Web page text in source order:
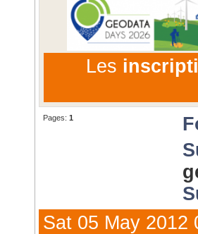
Les
Pages: 1
Sat 05 May 2012